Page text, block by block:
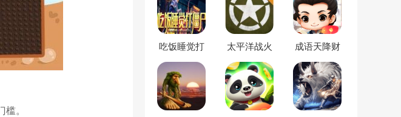
。
吃饭睡觉打
太平洋战火 成语天降财